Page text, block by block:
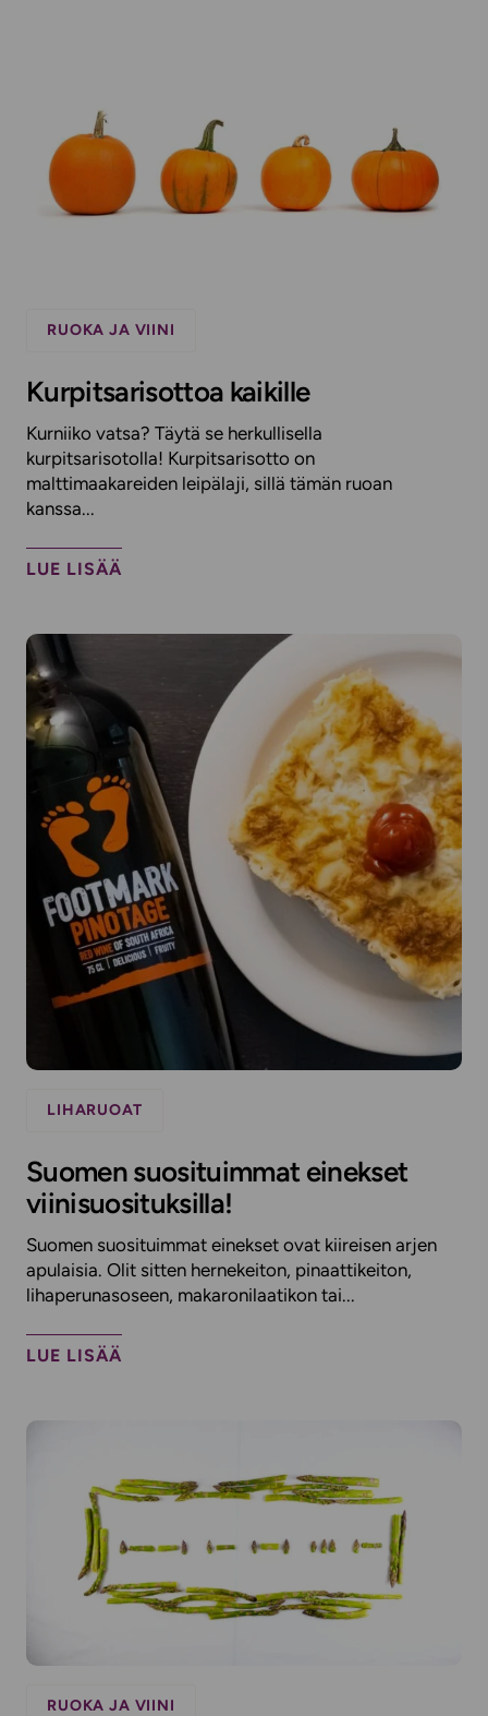
RUOKA JA VIINI
Kurpitsarisottoa kaikille
Kurniiko vatsa? Täytä se herkullisella
kurpitsarisotolla! Kurpitsarisotto on
malttimaakareiden leipälaji, sillä tämän ruoan
kanssa...
LUE LISÄÄ
LIHARUOAT
Suomen suosituimmat einekset
viinisuosituksilla!
Suomen suosituimmat einekset ovat kiireisen arjen
apulaisia. Olit sitten hernekeiton, pinaattikeiton,
lihaperunasoseen, makaronilaatikon tai...
LUE LISÄÄ
RUOKA JA VIINI